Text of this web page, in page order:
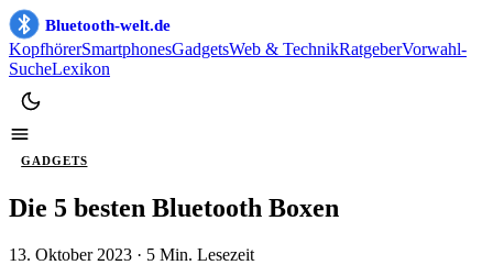
Bluetooth-welt.de
KopfhörerSmartphonesGadgetsWeb & TechnikRatgeberVorwahl-
SucheLexikon
GADGETS
Die 5 besten Bluetooth Boxen
13. Oktober 2023 · 5 Min. Lesezeit